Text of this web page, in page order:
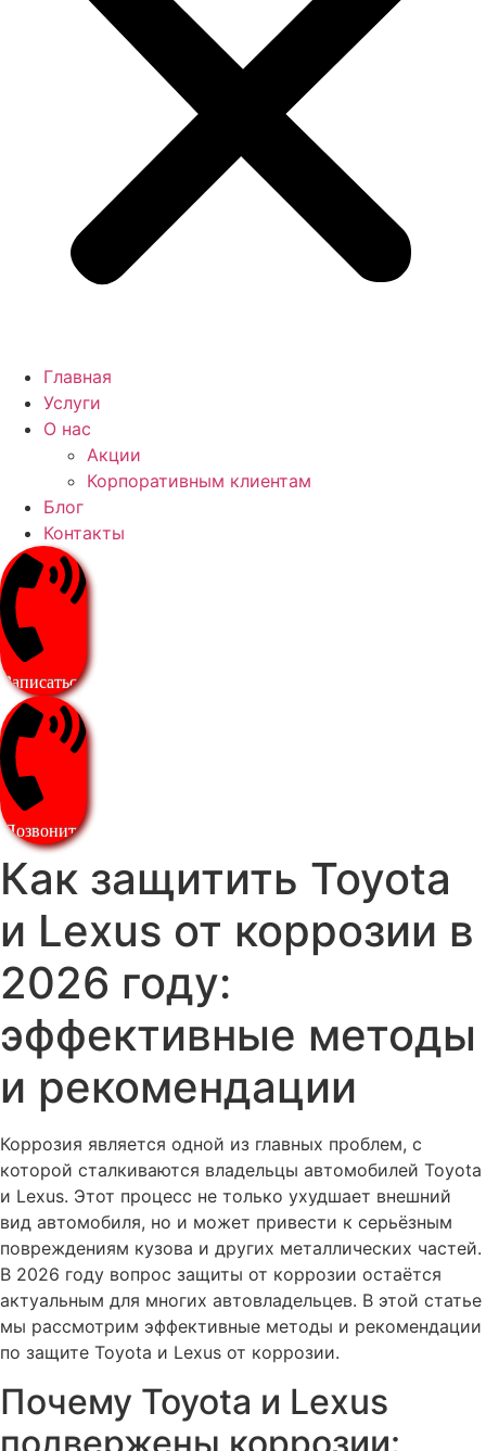
Главная
Услуги
О нас
Акции
Корпоративным клиентам
Блог
Контакты
Записаться
Позвонить
Как защитить Toyota
и Lexus от коррозии в
2026 году:
эффективные методы
и рекомендации
Коррозия является одной из главных проблем, с
которой сталкиваются владельцы автомобилей Toyota
и Lexus. Этот процесс не только ухудшает внешний
вид автомобиля, но и может привести к серьёзным
повреждениям кузова и других металлических частей.
В 2026 году вопрос защиты от коррозии остаётся
актуальным для многих автовладельцев. В этой статье
мы рассмотрим эффективные методы и рекомендации
по защите Toyota и Lexus от коррозии.
Почему Toyota и Lexus
подвержены коррозии: